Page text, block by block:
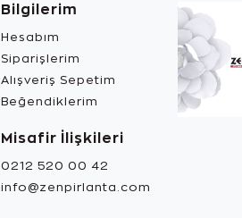
Bilgilerim
Hesabım
Siparişlerim
Alışveriş Sepetim
Beğendiklerim
Misafir İlişkileri
0212 520 00 42
info@zenpirlanta.com